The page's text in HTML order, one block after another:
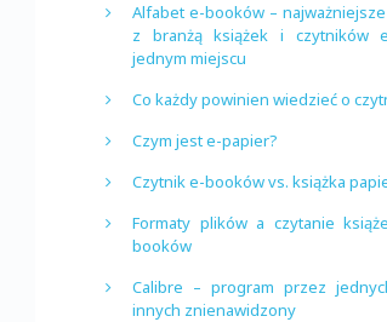
Alfabet e-booków –
z branżą książek i czytników
jednym miejscu
Co każdy powinien wiedzieć o
Czym jest e-papier?
Czytnik e-booków vs. książka
Formaty plików a czytanie
booków
Calibre – program przez
innych znienawidzony